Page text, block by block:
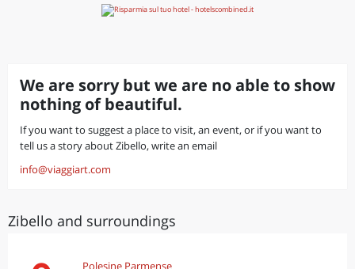
We are sorry but we are no able to show
nothing of beautiful.
If you want to suggest a place to visit, an event, or if you want to
tell us a story about Zibello, write an email
info@viaggiart.com
Zibello and surroundings
Polesine Parmense